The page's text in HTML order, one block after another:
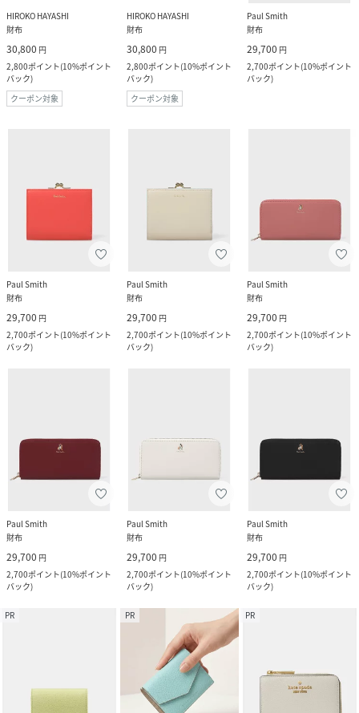
HIROKO HAYASHI
財布
30,800 円
2,800ポイント(10%ポイント
バック)
クーポン対象
HIROKO HAYASHI
財布
30,800 円
2,800ポイント(10%ポイント
バック)
クーポン対象
Paul Smith
財布
29,700 円
2,700ポイント(10%ポイント
バック)
Paul Smith
財布
29,700 円
2,700ポイント(10%ポイント
バック)
Paul Smith
財布
29,700 円
2,700ポイント(10%ポイント
バック)
Paul Smith
財布
29,700 円
2,700ポイント(10%ポイント
バック)
Paul Smith
財布
29,700 円
2,700ポイント(10%ポイント
バック)
Paul Smith
財布
29,700 円
2,700ポイント(10%ポイント
バック)
Paul Smith
財布
29,700 円
2,700ポイント(10%ポイント
バック)
PR PR PR